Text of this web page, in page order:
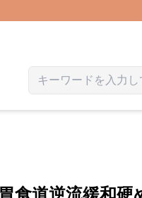
食道逆流緩和硬